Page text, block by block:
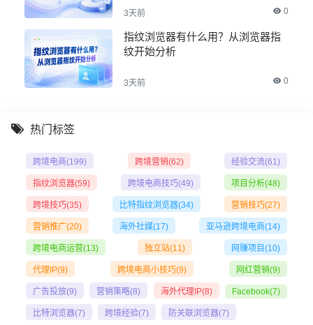
3天前 0
指纹浏览器有什么用？从浏览器指
纹开始分析
3天前 0
热门标签
跨境电商(199) 跨境营销(62) 经验交流(61)
指纹浏览器(59) 跨境电商技巧(49) 项目分析(48)
跨境技巧(35) 比特指纹浏览器(34) 营销技巧(27)
营销推广(20) 海外社媒(17) 亚马逊跨境电商(14)
跨境电商运营(13) 独立站(11) 网赚项目 (10)
代理IP(9) 跨境电商小技巧(9) 网红营销(9)
广告投放(9) 营销策略(8) 海外代理IP(8) Facebook(7)
比特浏览器(7) 跨境经验(7) 防关联浏览器(7)